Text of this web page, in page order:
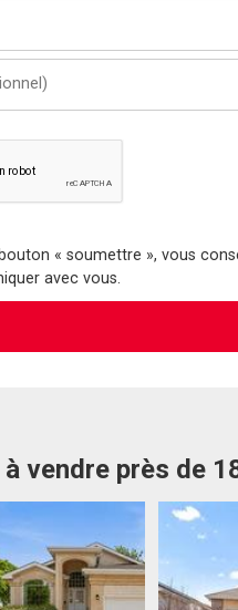
« soumettre », vous
avec vous.
vendre près de